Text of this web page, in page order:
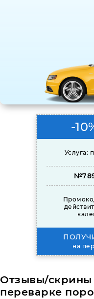
-
Услуга:
на
Отзывы/скрины
переварке